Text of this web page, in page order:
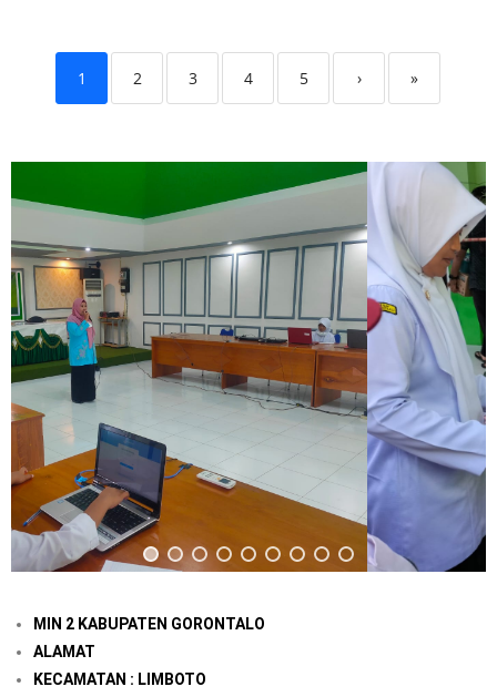
1 2 3 4 5 › »
MIN 2 KABUPATEN GORONTALO
ALAMAT
KECAMATAN : LIMBOTO